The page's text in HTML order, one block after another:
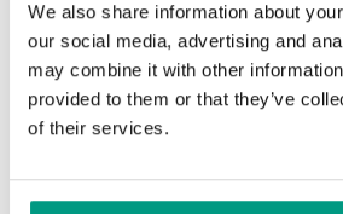
We also share information about
our social media, advertising and
may combine it with other
provided to them or that they’ve
of their services.
Nie wieder aufgequollene Türrahmen in
100% WASSERABWEISENDER
PROTECT™